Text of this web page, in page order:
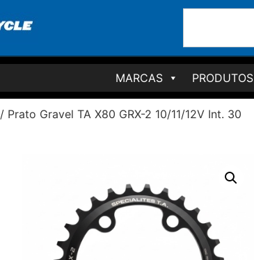
MARCAS PRODUTOS
/ Prato Gravel TA X80 GRX-2 10/11/12V Int. 30